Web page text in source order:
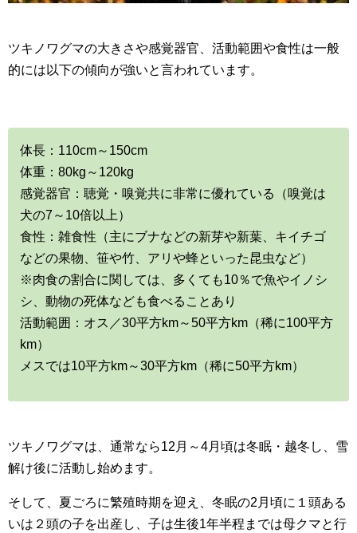
ツキノワグマの大きさや感覚器官、活動範囲や食性は一般
的には以下の傾向が強いと言われています。
体長：110cm～150cm
体重：80kg～120kg
感覚器官：聴覚・嗅覚共に非常に優れている（嗅覚は
犬の7～10倍以上）
食性：雑食性（主にブナなどの新芽や新葉、キイチゴ
などの果物、笹や竹、アリや蜂といった昆虫など）
※肉食の割合に関しては、多くても10％で魚やイノシ
シ、動物の死体なども食べることあり
活動範囲：オス／30平方km～50平方km（稀に100平方
km）
メスでは10平方km～30平方km（稀に50平方km）
ツキノワグマは、通常なら12月～4月頃は冬眠・越冬し、雪
解け後に活動し始めます。
そして、夏ごろに繁殖時期を迎え、冬眠の2月頃に１頭ある
いは２頭の子を出産し、子は生後1年半程までは母クマと行